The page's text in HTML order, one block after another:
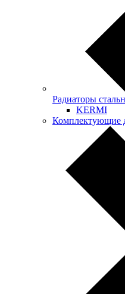
Радиаторы
KERMI
Комплектующие